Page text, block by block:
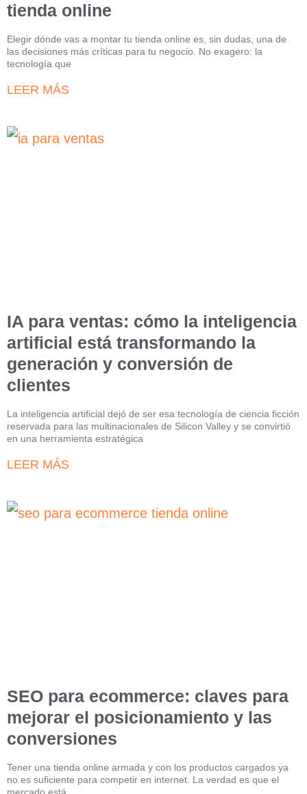
tienda online
Elegir dónde vas a montar tu tienda online es, sin dudas, una de
las decisiones más críticas para tu negocio. No exagero: la
tecnología que
LEER MÁS
IA para ventas: cómo la inteligencia
artificial está transformando la
generación y conversión de
clientes
La inteligencia artificial dejó de ser esa tecnología de ciencia ficción
reservada para las multinacionales de Silicon Valley y se convirtió
en una herramienta estratégica
LEER MÁS
SEO para ecommerce: claves para
mejorar el posicionamiento y las
conversiones
Tener una tienda online armada y con los productos cargados ya
no es suficiente para competir en internet. La verdad es que el